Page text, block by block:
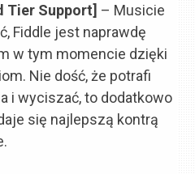
Tier Support] – Musicie
Fiddle jest naprawdę
w tym momencie dzięki
Nie dość, że potrafi
i wyciszać, to dodatkowo
się najlepszą kontrą